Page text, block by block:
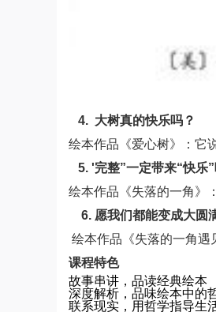
4. 大树真的快乐吗？
绘本作品《爱心树》：它
5. '完整”一定带来“快乐”
绘本作品《失落的一角》
6. 愿我们都能变成大圆
绘本作品《失落的一角遇
课程特色
故事串讲，品读经典绘本
深度解析，品味绘本中的
联系现实，用哲学指导生